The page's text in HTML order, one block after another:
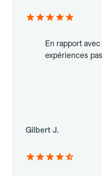
En rapport
expériences
Gilbert J.